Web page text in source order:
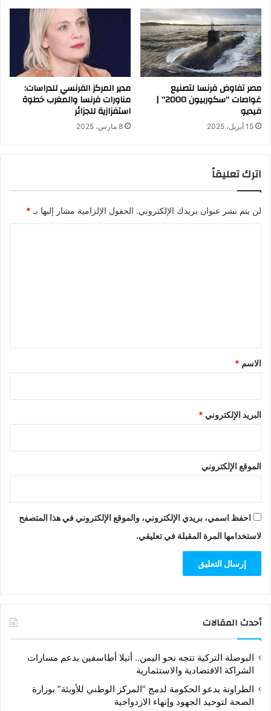
مصر تفاوض فرنسا لتصنيع
غواصات “سكوربيون 2000” |
فيديو
15 أبريل، 2025
مدير المركز الفرنسي للدراسات:
مناورات فرنسا والمغرب خطوة
استفزازية للجزائر
8 مارس، 2025
اترك تعليقاً
لن يتم نشر عنوان بريدك الإلكتروني. الحقول الإلزامية مشار إليها بـ *
*
الاسم *
البريد الإلكتروني *
الموقع الإلكتروني
احفظ اسمي، بريدي الإلكتروني، والموقع الإلكتروني في هذا المتصفح
لاستخدامها المرة المقبلة في تعليقي.
أحدث المقالات
البوصلة التركية تتجه نحو اليمن.. أتيلا أطاسفين يدعم مسارات
الشراكة الاقتصادية والاستثمارية
الطراونة يدعو الحكومة لدمج “المركز الوطني للأوبئة” بوزارة
الصحة لتوحيد الجهود وإنهاء الازدواجية